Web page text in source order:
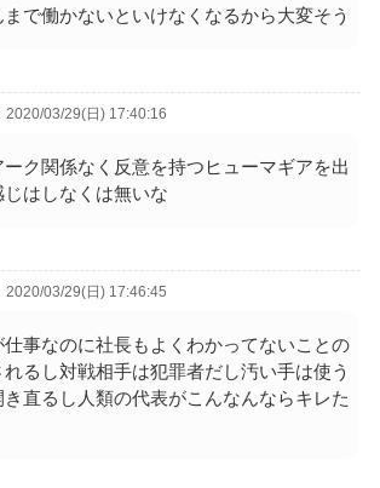
で働かないといけなくなるから大変そう
2020/03/29(日) 17:40:16
ク関係なく反意を持つヒューマギアを出
じはしなくは無いな
2020/03/29(日) 17:46:45
事なのに社長もよくわかってないことの
るし対戦相手は犯罪者だし汚い手は使う
直るし人類の代表がこんなんならキレた